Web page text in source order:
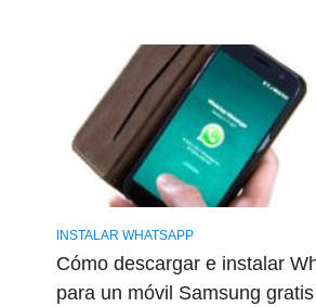
INSTALAR WHATSAPP
Cómo descargar e instalar
para un móvil Samsung gratis